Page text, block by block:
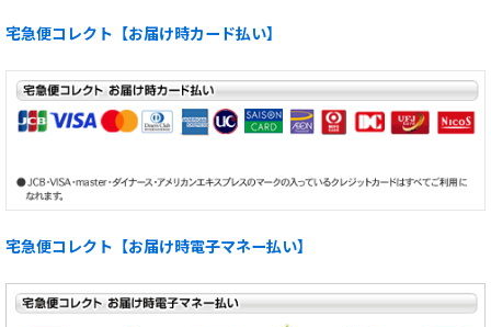
宅急便コレクト【お届け時カード払い】
宅急便コレクト【お届け時電子マネー払い】